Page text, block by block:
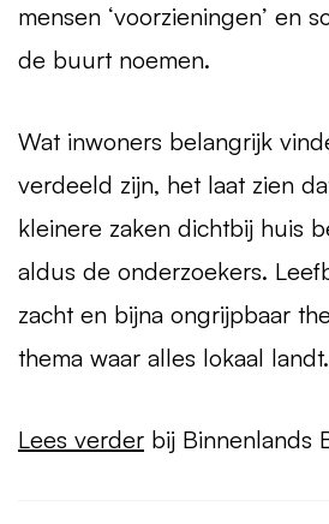
mensen ‘voorzieningen’ en
de buurt noemen.
Wat inwoners belangrijk
verdeeld zijn, het laat zien
kleinere zaken dichtbij huis
aldus de onderzoekers.
zacht en bijna ongrijpbaar
thema waar alles lokaal landt.
Lees verder bij Binnenlands